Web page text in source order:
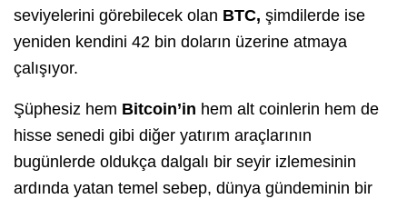
seviyelerini görebilecek olan BTC, şimdilerde ise
yeniden kendini 42 bin doların üzerine atmaya
çalışıyor.
Şüphesiz hem Bitcoin’in hem alt coinlerin hem de
hisse senedi gibi diğer yatırım araçlarının
bugünlerde oldukça dalgalı bir seyir izlemesinin
ardında yatan temel sebep, dünya gündeminin bir